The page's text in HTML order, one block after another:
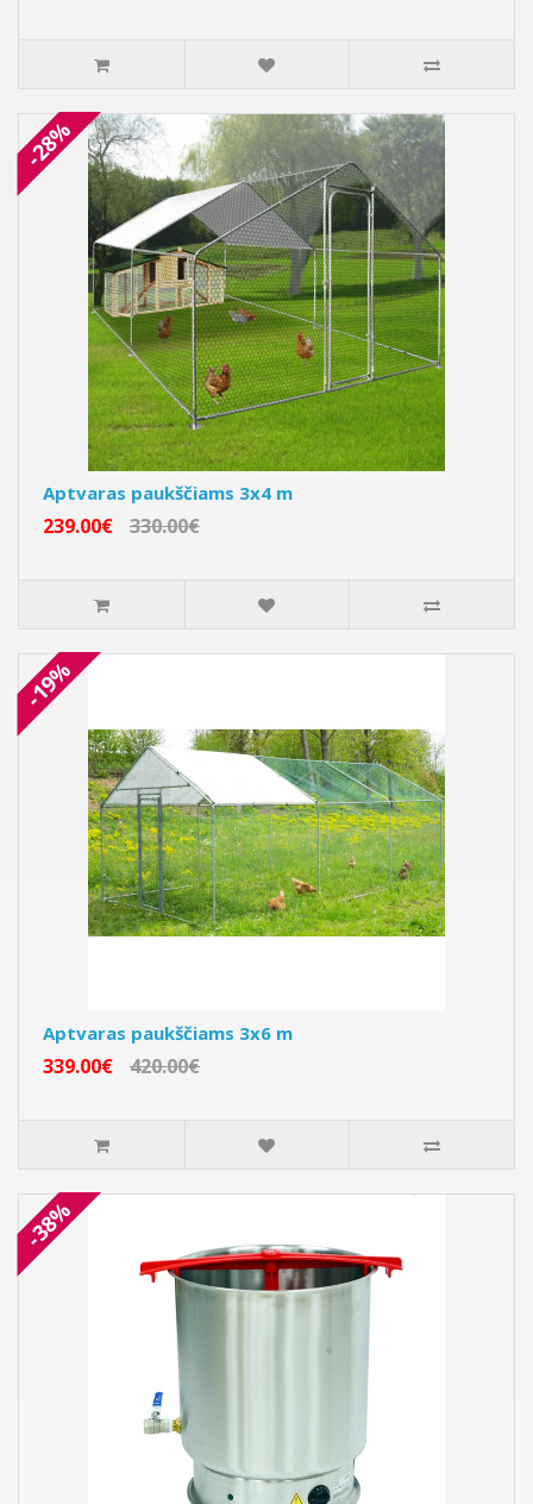
-28%
Aptvaras paukščiams 3x4 m
239.00€ 330.00€
-19%
Aptvaras paukščiams 3x6 m
339.00€ 420.00€
-38%